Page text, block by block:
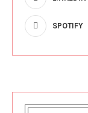
SPOTIFY